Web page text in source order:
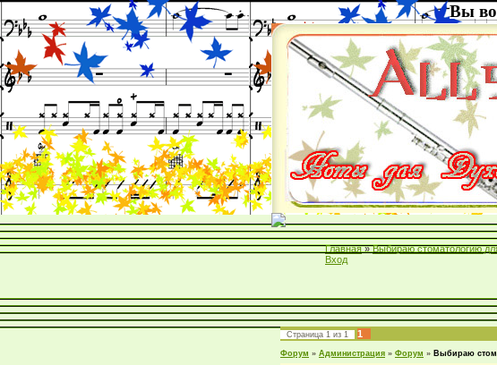
Вы
Главная » Выбираю стоматологию
Вход
Страница 1 из 1 1
Форум » Администрация » Форум » Выбираю